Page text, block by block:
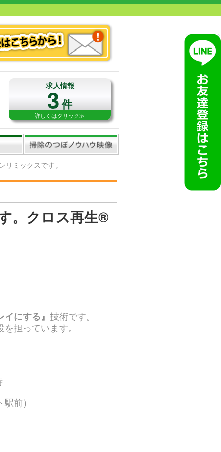
求人情報
3件
詳しくはクリック≫
ミックスです。
。クロス再生®
にする』 技術です。
担っています。
前）